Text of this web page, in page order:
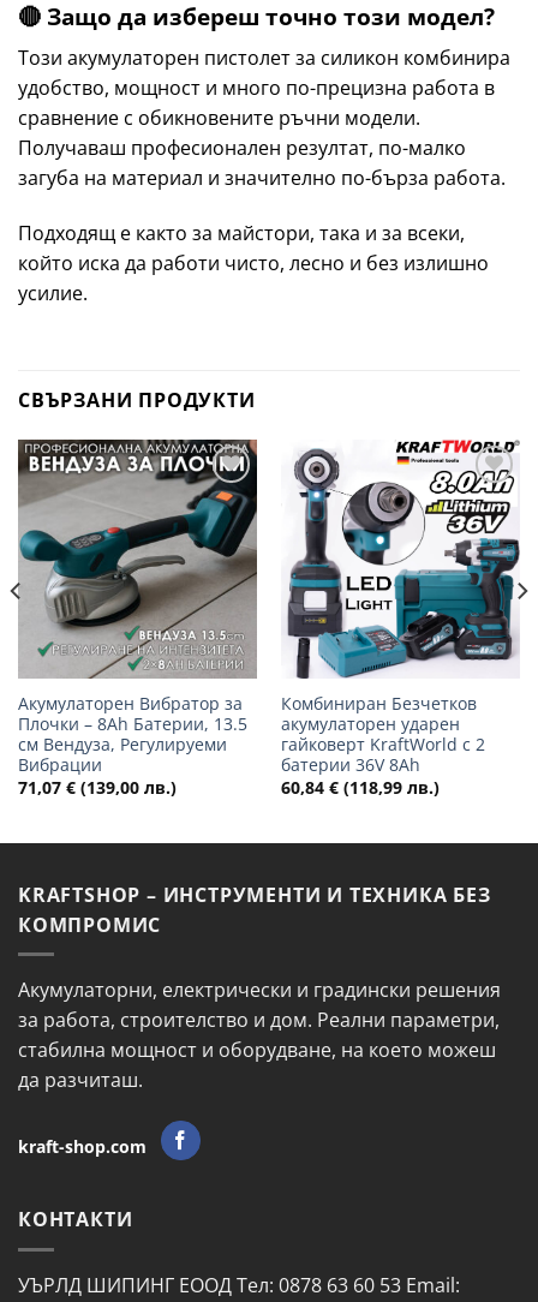
🔴 Защо да избереш точно този модел?
Този акумулаторен пистолет за силикон комбинира
удобство, мощност и много по-прецизна работа в
сравнение с обикновените ръчни модели.
Получаваш професионален резултат, по-малко
загуба на материал и значително по-бърза работа.
Подходящ е както за майстори, така и за всеки,
който иска да работи чисто, лесно и без излишно
усилие.
СВЪРЗАНИ ПРОДУКТИ
Добави
в
желани
Акумулаторен Вибратор за
Плочки – 8Ah Батерии, 13.5
см Вендуза, Регулируеми
Вибрации
71,07 € (139,00 лв.)
Добави
в
желани
Комбиниран Безчетков
акумулаторен ударен
гайковерт KraftWorld с 2
батерии 36V 8Ah
60,84 € (118,99 лв.)
KRAFTSHOP – ИНСТРУМЕНТИ И ТЕХНИКА БЕЗ
КОМПРОМИС
Акумулаторни, електрически и градински решения
за работа, строителство и дом. Реални параметри,
стабилна мощност и оборудване, на което можеш
да разчиташ.
kraft-shop.com
КОНТАКТИ
УЪРЛД ШИПИНГ ЕООД Тел: 0878 63 60 53 Email: